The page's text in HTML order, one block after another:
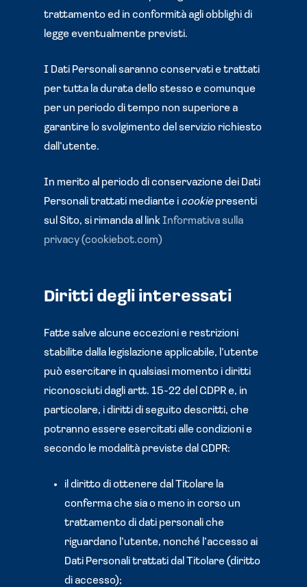
trattamento ed in conformità agli obblighi di
legge eventualmente previsti.
I Dati Personali saranno conservati e trattati
per tutta la durata dello stesso e comunque
per un periodo di tempo non superiore a
garantire lo svolgimento del servizio richiesto
dall’utente.
In merito al periodo di conservazione dei Dati
Personali trattati mediante i cookiepresenti
sul Sito, si rimanda al linkInformativa sulla
privacy (cookiebot.com)
Diritti degli interessati
Fatte salve alcune eccezioni e restrizioni
stabilite dalla legislazione applicabile, l’utente
può esercitare in qualsiasi momento i diritti
riconosciuti dagli artt. 15-22 del GDPR e, in
particolare, i diritti di seguito descritti, che
potranno essere esercitati alle condizioni e
secondo le modalità previste dal GDPR:
il diritto di ottenere dal Titolare la
conferma che sia o meno in corso un
trattamento di dati personali che
riguardano l’utente, nonché l’accesso ai
Dati Personali trattati dal Titolare (diritto
di accesso);